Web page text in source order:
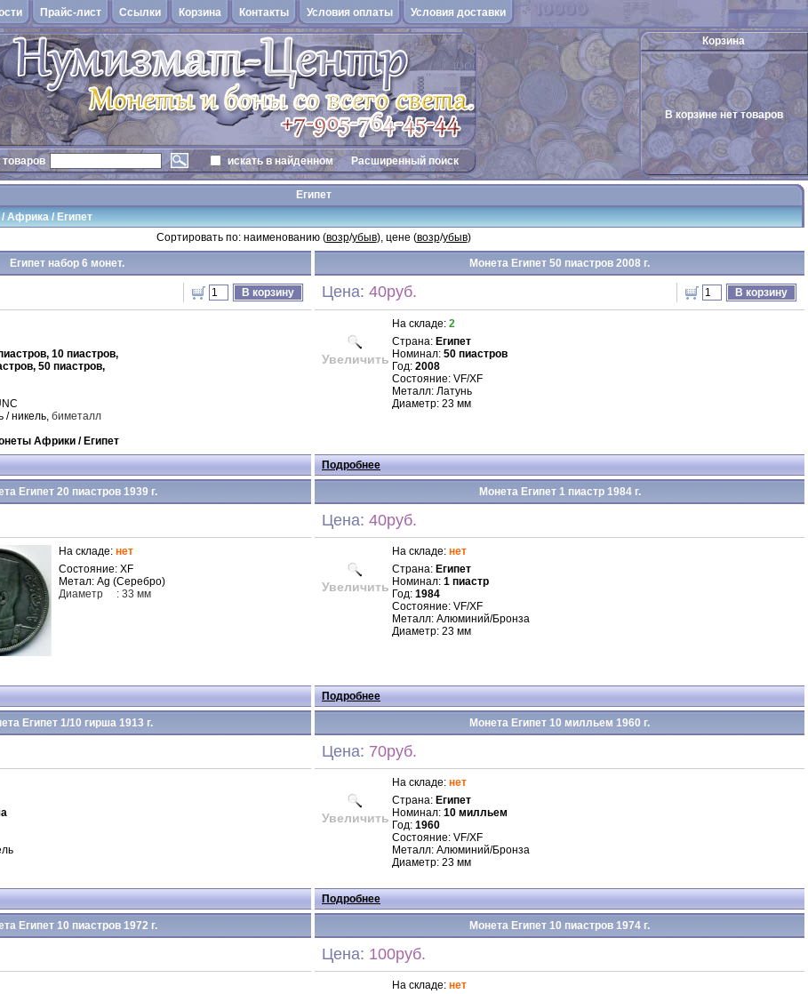
Прайс-лист Cсылки Корзина Контакты Условия оплаты Условия доставки
искать в найденном Расширенный поиск
Корзина
В корзине нет товаров
Египет
/Африка/ Египет
Сортировать по: наименованию (возр/убыв), цене (возр/убыв)
Египет набор 6 монет.
В корзину
10 пиастров,
50 пиастров,
/ никель, биметалл
Африки / Египет
Монета Египет 50 пиастров 2008 г.
Цена: 40руб. В корзину
Увеличить
На складе: 2
Страна: Египет
Номинал: 50 пиастров
Год: 2008
Состояние: VF/XF
Металл: Латунь
Диаметр: 23 мм
Подробнее
Египет 20 пиастров 1939 г.
На складе: нет
Состояние: XF
Метал: Ag (Серебро)
Диаметр
: 33 мм
Монета Египет 1 пиастр 1984 г.
Цена: 40руб.
Увеличить
На складе: нет
Страна: Египет
Номинал: 1 пиастр
Год: 1984
Состояние: VF/XF
Металл: Алюминий/Бронза
Диаметр: 23 мм
Подробнее
Египет 1/10 гирша 1913 г. Монета Египет 10 милльем 1960 г.
Цена: 70руб.
Увеличить
На складе: нет
Страна: Египет
Номинал: 10 милльем
Год: 1960
Состояние: VF/XF
Металл: Алюминий/Бронза
Диаметр: 23 мм
Подробнее
Египет 10 пиастров 1972 г. Монета Египет 10 пиастров 1974 г.
Цена: 100руб.
На складе: нет